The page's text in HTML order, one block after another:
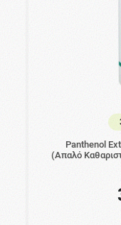
Panthenol
(Απαλό